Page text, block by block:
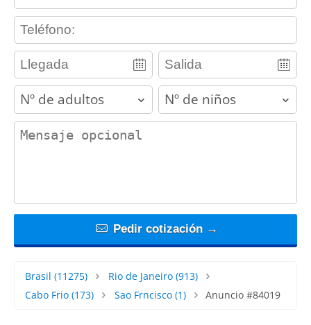
contact_phone
adults children
contact_message
Pedir cotización →
Brasil (11275) Rio de Janeiro(913)
Cabo Frio (173) Sao Frncisco(1) Anuncio #84019